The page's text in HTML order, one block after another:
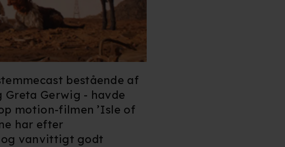
bestående af
Gerwig - havde
motion-filmen ’Isle of
har efter
vanvittigt godt